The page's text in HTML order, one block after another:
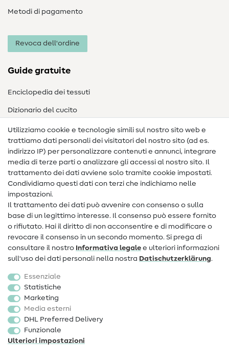
Metodi di pagamento
Revoca dell'ordine
Guide gratuite
Enciclopedia dei tessuti
Dizionario del cucito
Nähanleitungen
Assistenza e contatto
Contatto
Informazioni sul nuovo proprietario
FAQ
Diritto di recesso
Popolare
Accessori cucito
Sale
Utilizziamo cookie e tecnologie simili sul nostro sito web e
trattiamo dati personali dei visitatori del nostro sito (ad es.
indirizzo IP) per personalizzare contenuti e annunci, integrare
media di terze parti o analizzare gli accessi al nostro sito. Il
trattamento dei dati avviene solo tramite cookie impostati.
Condividiamo questi dati con terzi che indichiamo nelle
impostazioni.
Il trattamento dei dati può avvenire con consenso o sulla
base di un legittimo interesse. Il consenso può essere fornito
o rifiutato. Hai il diritto di non acconsentire e di modificare o
revocare il consenso in un secondo momento. Si prega di
consultare il nostro Informativa legale e ulteriori informazioni
sull'uso dei dati personali nella nostra Dati­schutz­erklärung.
Essenziale
Statistiche
Marketing
Media esterni
DHL Preferred Delivery
Funzionale
Ulteriori impostazioni